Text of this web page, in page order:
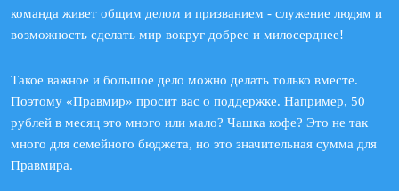
команда живет общим делом и призванием - служение людям и
возможность сделать мир вокруг добрее и милосерднее!
Такое важное и большое дело можно делать только вместе.
Поэтому «Правмир» просит вас о поддержке. Например, 50
рублей в месяц это много или мало? Чашка кофе? Это не так
много для семейного бюджета, но это значительная сумма для
Правмира.